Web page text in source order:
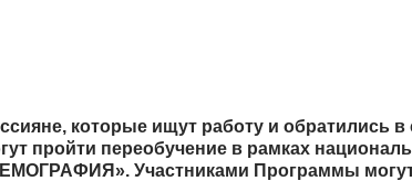
которые ищут работу и обратились в
пройти переобучение в рамках
Участниками Программы